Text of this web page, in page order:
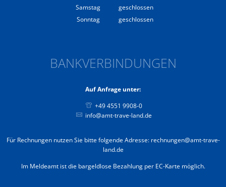
Von 08:30 bis 12:00 Uhr
Samstag
geschlossen
Sonntag
geschlossen
BANKVERBINDUNGEN
Auf Anfrage unter:
+49 4551 9908-0
info@amt-trave-land.de
Für Rechnungen nutzen Sie bitte folgende Adresse: rechnungen@amt-trave-
land.de
Im Meldeamt ist die bargeldlose Bezahlung per EC-Karte möglich.